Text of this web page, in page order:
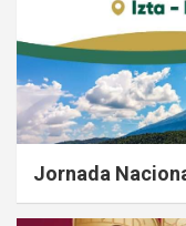
Jornada